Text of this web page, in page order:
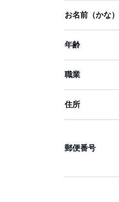
お名前（かな）
年齢
職業
住所
郵便番号